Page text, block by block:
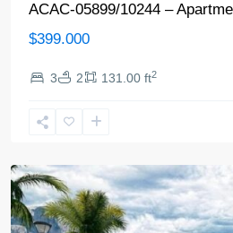
ACAC-05899/10244 –
$399.000
3 2 131.00 ft2
del